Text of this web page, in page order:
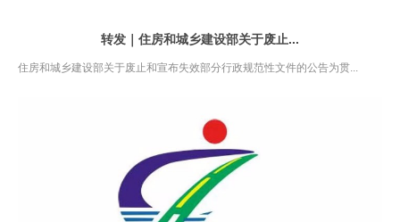
转发｜住房和城乡建设部关于废止...
住房和城乡建设部关于废止和宣布失效部分行政规范性文件的公告为贯...